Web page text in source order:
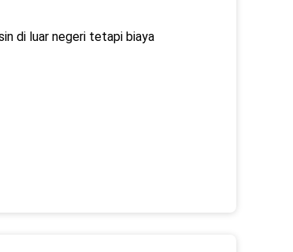
di luar negeri tetapi biaya